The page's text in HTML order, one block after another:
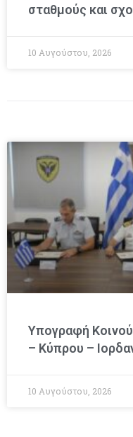
σταθμούς και
10 Αυγούστου, 2026
Υπογραφή
– Κύπρου –
10 Αυγούστου, 2026